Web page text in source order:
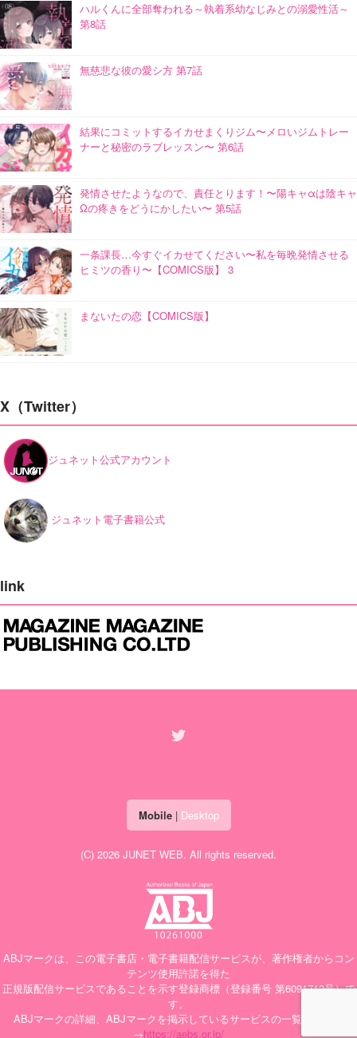
ハルくんに全部奪われる～執着系幼なじみとの溺愛性活～
第8話
無慈悲な彼の愛シ方 第7話
結果にコミットするイカせまくりジム〜メロいジムトレー
ナーと秘密のラブレッスン〜 第6話
発情させたようなので、責任とります！〜陽キャαは陰キャ
Ωの疼きをどうにかしたい〜 第5話
一条課長…今すぐイカせてください〜私を毎晩発情させる
ヒミツの香り〜【COMICS版】 3
まないたの恋【COMICS版】
X（Twitter）
ジュネット公式アカウント
ジュネット電子書籍公式
link
Mobile| Desktop
(C) 2026 JUNET WEB. All rights reserved.
ABJマークは、この電子書店・電子書籍配信サービスが、著作権者からコン
テンツ使用許諾を得た
正規版配信サービスであることを示す登録商標（登録番号 第6091713号）で
す。
ABJマークの詳細、ABJマークを掲示しているサービスの一覧はこちら
→https://aebs.or.jp/